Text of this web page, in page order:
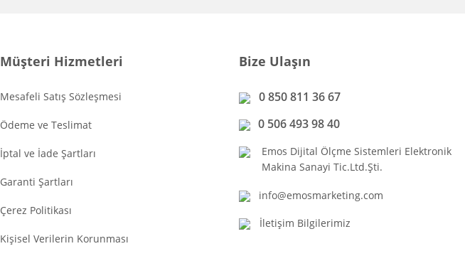
Müşteri Hizmetleri
Mesafeli Satış Sözleşmesi
Ödeme ve Teslimat
İptal ve İade Şartları
Garanti Şartları
Çerez Politikası
Kişisel Verilerin Korunması
Bize Ulaşın
0 850 811 36 67
0 506 493 98 40
Emos Dijital Ölçme Sistemleri Elektronik
Makina Sanayi Tic.Ltd.Şti.
info@emosmarketing.com
İletişim Bilgilerimiz